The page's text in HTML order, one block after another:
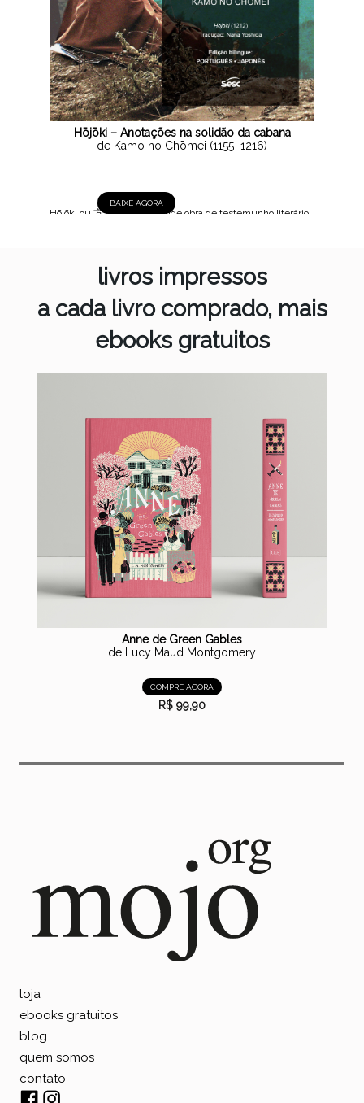
Hōjōki – Anotações na solidão da cabana
de Kamo no Chōmei (1155–1216)
Hōjōki ou 方丈記, 1212 Grande obra de testemunho literário
da impermanência, afastando-se da antiga capital Heiankyō,
BAIXE AGORA
livros impressos
a cada livro comprado, mais
ebooks gratuitos
Anne de Green Gables
de Lucy Maud Montgomery
COMPRE AGORA
R$ 99,90
loja
ebooks gratuitos
blog
quem somos
contato